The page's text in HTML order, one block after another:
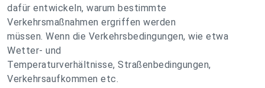
dafür entwickeln, warum bestimmte
Verkehrsmaßnahmen ergriffen werden
müssen. Wenn die Verkehrsbedingungen, wie etwa
Wetter- und
Temperaturverhältnisse, Straßenbedingungen,
Verkehrsaufkommen etc.